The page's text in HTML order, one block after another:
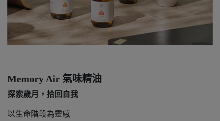
Memory Air 氣味精油
探索歲月，拾回自我
以生命階段為靈感